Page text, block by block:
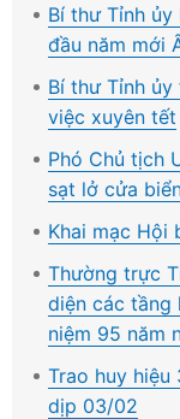
Bí thư Tỉnh ủy
đầu năm mới
Bí thư Tỉnh
việc xuyên tết
Phó Chủ tịch
sạt lở cửa
Khai mạc Hội
Thường trực
diện các tầng
niệm 95 năm
Trao huy
dịp 03/02